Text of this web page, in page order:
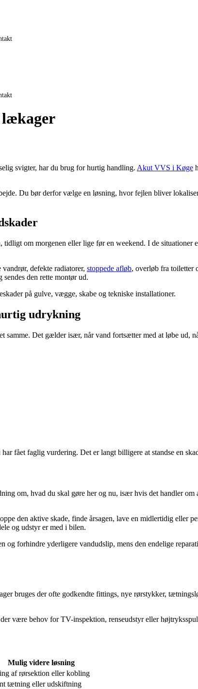
lækager
svigter, har du brug for hurtig handling. Akut VVS i Køge
Du bør derfor vælge en løsning, hvor fejlen bliver
om morgenen eller lige før en weekend. I de situationer
defekte radiatorer, stoppede afløb, overløb fra toiletter
den rette montør ud.
på gulve, vægge, skabe og tekniske installationer.
udrykning
Det gælder især, når vand fortsætter med at løbe ud,
fået faglig vurdering. Det er langt billigere at standse en
om, hvad du skal gøre her og nu, især hvis det handler
den aktive skade, finde årsagen, lave en midlertidig eller
og udstyr er med i bilen.
og forhindre yderligere vandudslip, mens den endelige
bruges der ofte godkendte fittings, nye rørstykker,
være behov for TV-inspektion, renseudstyr eller
Mulig videre løsning
af rørsektion eller kobling
tætning eller udskiftning